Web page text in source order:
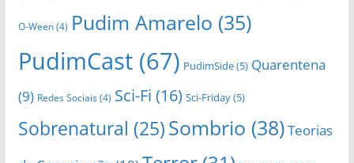
O-Ween(4) Pudim Amarelo (35)
PudimCast(67) PudimSide(5) Quarentena
(9) Redes Sociais(4) Sci-Fi (16) Sci-Friday(5)
Sobrenatural (25)Sombrio (38)Teorias